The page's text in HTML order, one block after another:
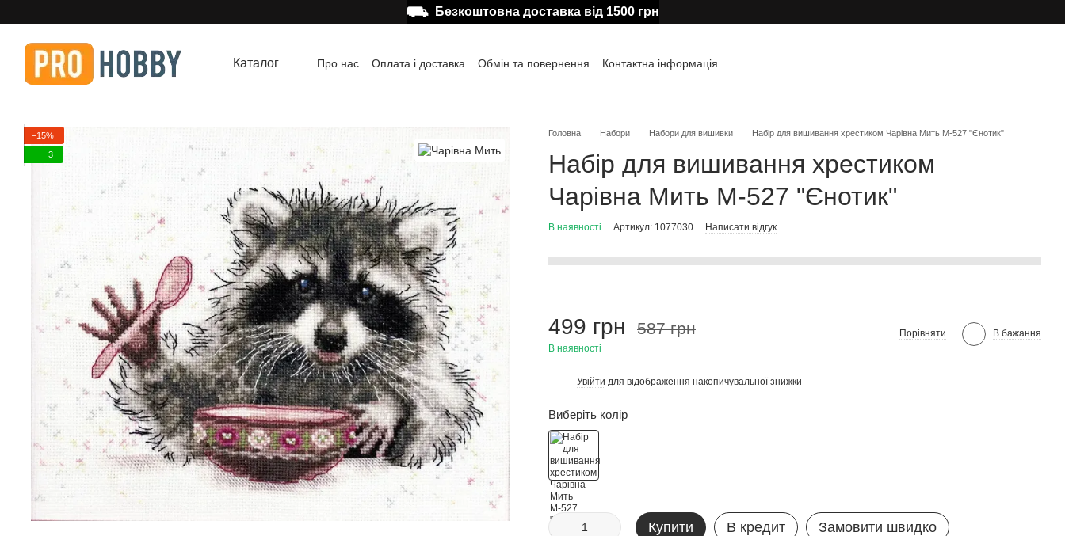
⛟ Безкоштовна доставка від 1500 грн
Каталог Про нас Оплата і доставка Обмін та повернення
Контактна інформація
−15%
3
Головна Набори Набори для вишивки Набір для вишивання хрестиком Чарівна Мить М-527 "Єнотик"
Набір для вишивання хрестиком
Чарівна Мить М-527 "Єнотик"
В наявності Артикул: 1077030 Написати відгук
499 грн 587 грн
В наявності
Порівняти В бажання
Увійти для відображення накопичувальної знижки
Виберіть колір
Купити В кредит Замовити швидко